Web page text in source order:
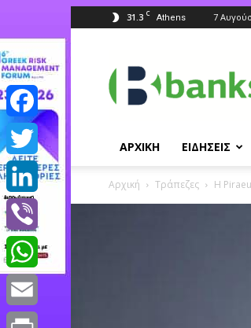
31.3 C Athens 7
ΑΡΧΙΚΗ ΕΙΔΗΣΕΙΣ
Αρχική Τράπεζες H
Facebook
Twitter
LinkedIn
Viber
WhatsApp
Email